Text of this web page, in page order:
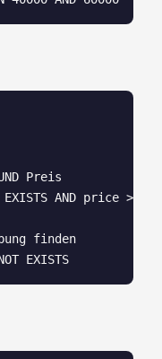
Preis
EXISTS AND price > 0
finden